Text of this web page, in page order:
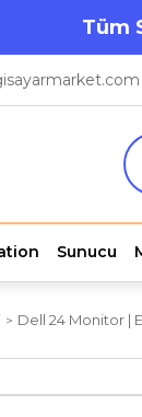
Tüm
Sunucu
Dell 24 Monitor |